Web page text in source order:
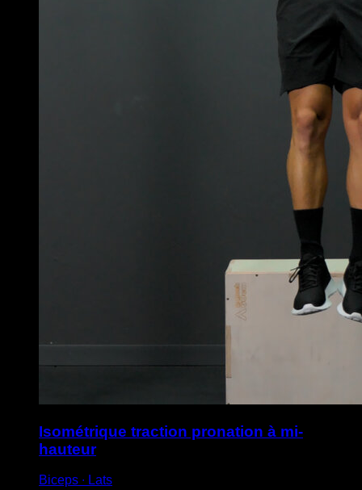
Isométrique traction pronation à mi-
hauteur
Biceps ∙ Lats